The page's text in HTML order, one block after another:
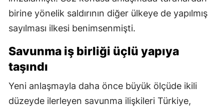
birine yönelik saldırının diğer ülkeye de yapılmış
sayılması ilkesi benimsenmişti.
Savunma iş birliği üçlü yapıya
taşındı
Yeni anlaşmayla daha önce büyük ölçüde ikili
düzeyde ilerleyen savunma ilişkileri Türkiye,